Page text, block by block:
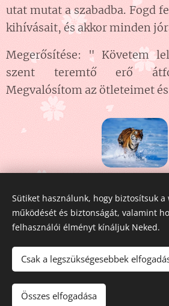
utat mutat a szabadba. Fogd
kihívásait, és akkor minden
Megerősítése: " Követem
szent teremtő erő
Megvalósítom az ötleteimet
Share
Fehér Pegazus
Sütiket használunk, hogy biztosítsuk
működését és biztonságát, valamint
felhasználói élményt kínáljuk Neked.
Csak a legszükségesebbek
Összes elfogadása